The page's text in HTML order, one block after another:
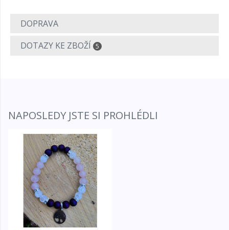
DOPRAVA
DOTAZY KE ZBOŽÍ
5
NAPOSLEDY JSTE SI PROHLÉDLI